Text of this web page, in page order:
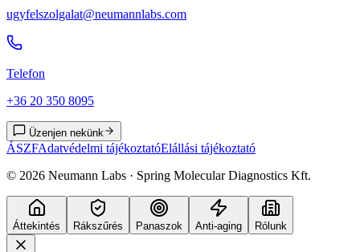
ugyfelszolgalat@neumannlabs.com
Telefon
+36 20 350 8095
Üzenjen nekünk
ÁSZFAdatvédelmi tájékoztatóElállási tájékoztató
© 2026 Neumann Labs · Spring Molecular Diagnostics Kft.
Áttekintés Rákszűrés Panaszok Anti-aging Rólunk